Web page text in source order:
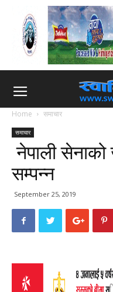
Home समाचार
समाचार
नेपाली सेनाको
सम्पन्‍न
September 25, 2019